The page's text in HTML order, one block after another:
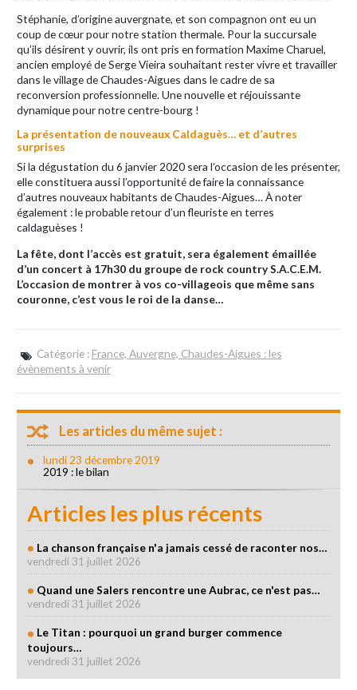
Stéphanie, d’origine auvergnate, et son compagnon ont eu un
coup de cœur pour notre station thermale. Pour la succursale
qu’ils désirent y ouvrir, ils ont pris en formation Maxime Charuel,
ancien employé de Serge Vieira souhaitant rester vivre et travailler
dans le village de Chaudes-Aigues dans le cadre de sa
reconversion professionnelle. Une nouvelle et réjouissante
dynamique pour notre centre-bourg !
La présentation de nouveaux Caldaguès… et d’autres
surprises
Si la dégustation du 6 janvier 2020 sera l’occasion de les présenter,
elle constituera aussi l’opportunité de faire la connaissance
d’autres nouveaux habitants de Chaudes-Aigues… À noter
également : le probable retour d’un fleuriste en terres
caldaguèses !
La fête, dont l’accès est gratuit, sera également émaillée
d’un concert à 17h30 du groupe de rock country S.A.C.E.M.
L’occasion de montrer à vos co-villageois que même sans
couronne, c’est vous le roi de la danse…
Catégorie : France, Auvergne, Chaudes-Aigues : les
évènements à venir
Les articles du même sujet :
lundi 23 décembre 2019
2019 : le bilan
Articles les plus récents
La chanson française n'a jamais cessé de raconter nos…
vendredi 31 juillet 2026
Quand une Salers rencontre une Aubrac, ce n'est pas…
vendredi 31 juillet 2026
Le Titan : pourquoi un grand burger commence
toujours…
vendredi 31 juillet 2026